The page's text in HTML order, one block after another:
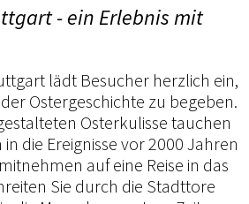
- ein Erlebnis mit
lädt Besucher herzlich ein,
Ostergeschichte zu begeben.
Osterkulisse tauchen
die Ereignisse vor 2000 Jahren
auf eine Reise in das
Sie durch die Stadttore